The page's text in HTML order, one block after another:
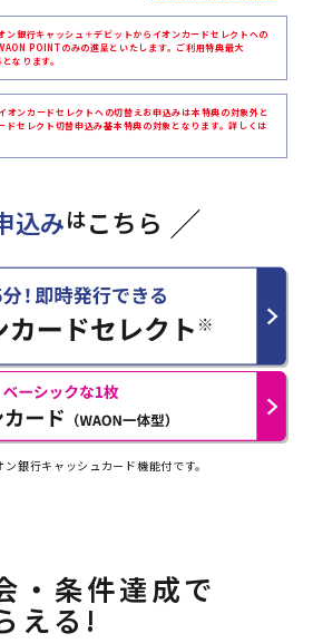
ン銀行キャッシュ＋デビットからイオンカードセレクトへの
POINTのみの進呈といたします。ご利用特典最大
なります。
ンカードセレクトへの切替えお申込みは本特典の対象外と
ドセレクト切替申込み基本特典の対象となります。詳しくは
込みはこちら
銀行キャッシュカード機能付です。
・条件達成で
える!